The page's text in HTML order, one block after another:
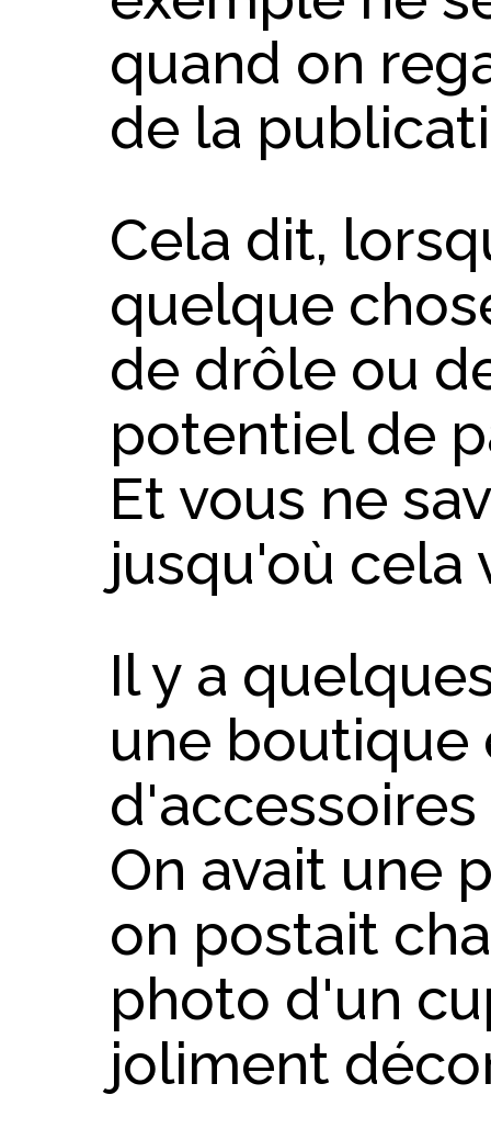
quand on
de la
Cela dit,
quelque
de drôle ou
potentiel de
Et vous ne
jusqu'où cela
Il y a
une boutique
On avait une
on postait
photo d'un
joliment